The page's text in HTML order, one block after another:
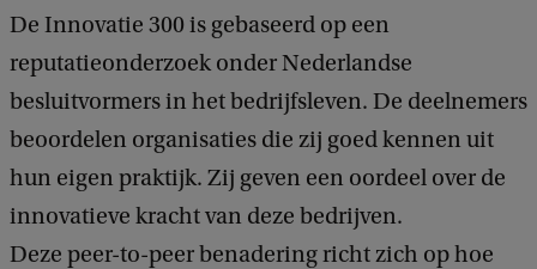
De Innovatie 300 is gebaseerd op een
reputatieonderzoek onder Nederlandse
besluitvormers in het bedrijfsleven. De deelnemers
beoordelen organisaties die zij goed kennen uit
hun eigen praktijk. Zij geven een oordeel over de
innovatieve kracht van deze bedrijven.
Deze peer-to-peer benadering richt zich op hoe